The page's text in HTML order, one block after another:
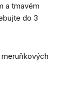
a tmavém
do 3
meruňkových